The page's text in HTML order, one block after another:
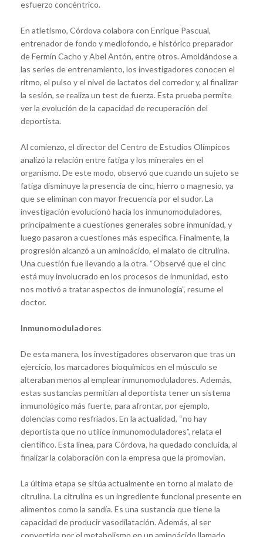
esfuerzo concéntrico.
En atletismo, Córdova colabora con Enrique Pascual,
entrenador de fondo y mediofondo, e histórico preparador
de Fermín Cacho y Abel Antón, entre otros. Amoldándose a
las series de entrenamiento, los investigadores conocen el
ritmo, el pulso y el nivel de lactatos del corredor y, al finalizar
la sesión, se realiza un test de fuerza. Esta prueba permite
ver la evolución de la capacidad de recuperación del
deportista.
Al comienzo, el director del Centro de Estudios Olímpicos
analizó la relación entre fatiga y los minerales en el
organismo. De este modo, observó que cuando un sujeto se
fatiga disminuye la presencia de cinc, hierro o magnesio, ya
que se eliminan con mayor frecuencia por el sudor. La
investigación evolucionó hacia los inmunomoduladores,
principalmente a cuestiones generales sobre inmunidad, y
luego pasaron a cuestiones más específica. Finalmente, la
progresión alcanzó a un aminoácido, el malato de citrulina.
Una cuestión fue llevando a la otra. “Observé que el cinc
está muy involucrado en los procesos de inmunidad, esto
nos motivó a tratar aspectos de inmunología”, resume el
doctor.
Inmunomoduladores
De esta manera, los investigadores observaron que tras un
ejercicio, los marcadores bioquímicos en el músculo se
alteraban menos al emplear inmunomoduladores. Además,
estas sustancias permitían al deportista tener un sistema
inmunológico más fuerte, para afrontar, por ejemplo,
dolencias como resfriados. En la actualidad, “no hay
deportista que no utilice inmunomoduladores”, relata el
científico. Esta línea, para Córdova, ha quedado concluida, al
finalizar la colaboración con la empresa que la promovían.
La última etapa se sitúa actualmente en torno al malato de
citrulina. La citrulina es un ingrediente funcional presente en
alimentos como la sandía. Es una sustancia que tiene la
capacidad de producir vasodilatación. Además, al ser
convertida por el metabolismo en un aminoácido llamado